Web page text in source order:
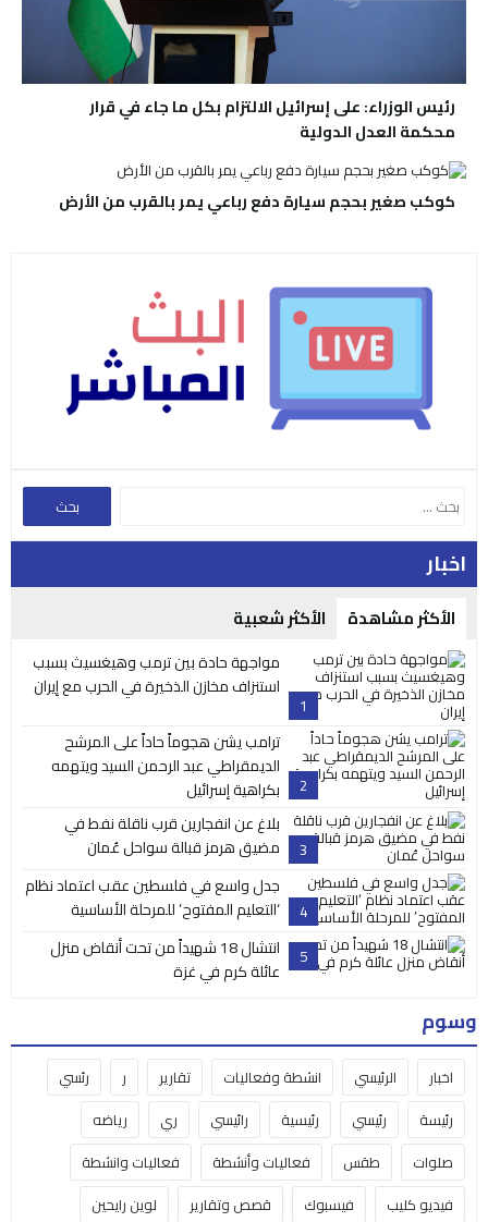
رئيس الوزراء: على إسرائيل الالتزام بكل ما جاء في قرار
محكمة العدل الدولية
كوكب صغير بحجم سيارة دفع رباعي يمر بالقرب من الأرض
اخبار
الأكثر مشاهدة الأكثر شعبية
1
مواجهة حادة بين ترمب وهيغسيث بسبب
استنزاف مخازن الذخيرة في الحرب مع إيران
2
ترامب يشن هجوماً حاداً على المرشح
الديمقراطي عبد الرحمن السيد ويتهمه
بكراهية إسرائيل
3
بلاغ عن انفجارين قرب ناقلة نفط في
مضيق هرمز قبالة سواحل عُمان
4
جدل واسع في فلسطين عقب اعتماد نظام
‘التعليم المفتوح’ للمرحلة الأساسية
5
انتشال 18 شهيداً من تحت أنقاض منزل
عائلة كرم في غزة
وسوم
اخبار الرئيسي انشطة وفعاليات تقارير ر
رئسي
رئيسة
رئيسي رئيسية رائيسي ري
رياضه
صلوات
طقس فعاليات وأنشطة
فعاليات وانشطة
فيديو كليب
فيسبوك قصص وتقارير لوين رايحين